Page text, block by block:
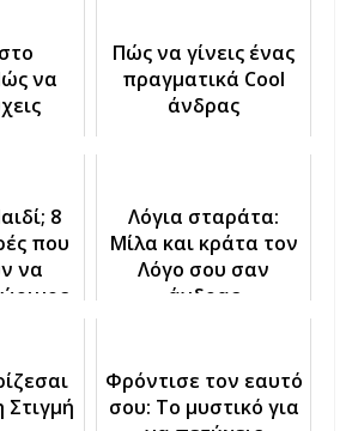
να
Πώς να γίνεις ένας
πραγματικά Cool
άνδρας
8
που
να
Λόγια σταράτα:
Μίλα και κράτα τον
Λόγο σου σαν
άνδρας
Στιγμή
Φρόντισε τον εαυτό
σου: Το μυστικό για